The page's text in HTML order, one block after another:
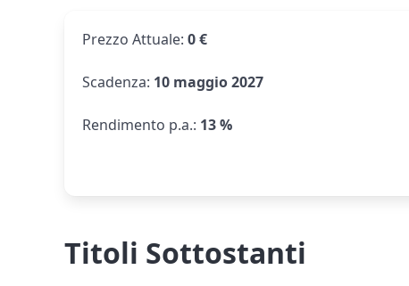
Prezzo Attuale: 0 €
Scadenza: 10 maggio 2027
Rendimento p.a.: 13 %
Titoli Sottostanti